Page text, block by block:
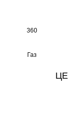
360
Газ